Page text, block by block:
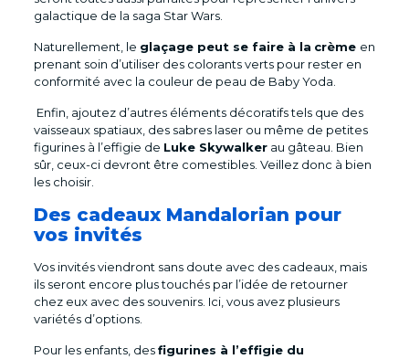
galactique de la saga Star Wars.
Naturellement, le glaçage peut se faire à la crème en
prenant soin d’utiliser des colorants verts pour rester en
conformité avec la couleur de peau de Baby Yoda.
Enfin, ajoutez d’autres éléments décoratifs tels que des
vaisseaux spatiaux, des sabres laser ou même de petites
figurines à l’effigie de Luke Skywalkerau gâteau. Bien
sûr, ceux-ci devront être comestibles. Veillez donc à bien
les choisir.
Des cadeaux Mandalorian pour
vos invités
Vos invités viendront sans doute avec des cadeaux, mais
ils seront encore plus touchés par l’idée de retourner
chez eux avec des souvenirs. Ici, vous avez plusieurs
variétés d’options.
Pour les enfants, desfigurines à l’effigie du